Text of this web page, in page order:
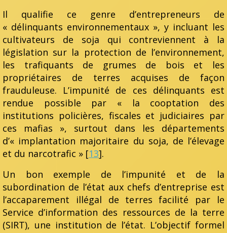
Il qualifie ce genre d’entrepreneurs de
« délinquants environnementaux », y incluant les
cultivateurs de soja qui contreviennent à la
législation sur la protection de l’environnement,
les trafiquants de grumes de bois et les
propriétaires de terres acquises de façon
frauduleuse. L’impunité de ces délinquants est
rendue possible par « la cooptation des
institutions policières, fiscales et judiciaires par
ces mafias », surtout dans les départements
d’« implantation majoritaire du soja, de l’élevage
et du narcotrafic » [13].
Un bon exemple de l’impunité et de la
subordination de l’état aux chefs d’entreprise est
l’accaparement illégal de terres facilité par le
Service d’information des ressources de la terre
(SIRT), une institution de l’état. L’objectif formel